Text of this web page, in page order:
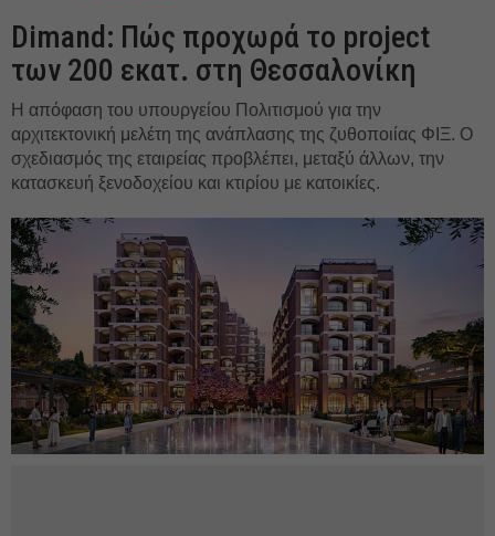
Dimand: Πώς προχωρά το project
των 200 εκατ. στη Θεσσαλονίκη
Η απόφαση του υπουργείου Πολιτισμού για την
αρχιτεκτονική μελέτη της ανάπλασης της ζυθοποιίας ΦΙΞ. Ο
σχεδιασμός της εταιρείας προβλέπει, μεταξύ άλλων, την
κατασκευή ξενοδοχείου και κτιρίου με κατοικίες.